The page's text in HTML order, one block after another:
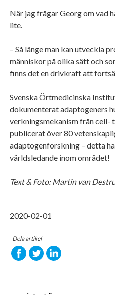
När jag frågar Georg om vad
lite.
– Så länge man kan utveckla
människor på olika sätt och
finns det en drivkraft att
Svenska Örtmedicinska
dokumenterat adaptogeners
verkningsmekanism från cell-
publicerat över 80
adaptogenforskning – detta
världsledande inom området!
Text & Foto: Martin van Destru
2020-02-01
Dela artikel